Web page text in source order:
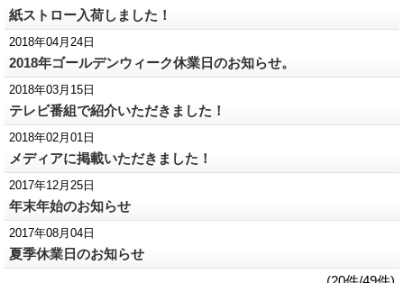
紙ストロー入荷しました！
2018年04月24日
2018年ゴールデンウィーク休業日のお知らせ。
2018年03月15日
テレビ番組で紹介いただきました！
2018年02月01日
メディアに掲載いただきました！
2017年12月25日
年末年始のお知らせ
2017年08月04日
夏季休業日のお知らせ